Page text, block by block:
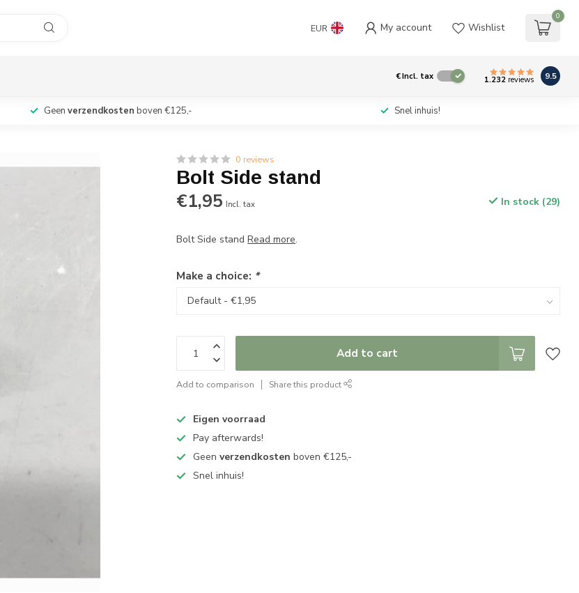
EUR My account Wishlist
0
€Incl. tax 1.232 reviews 9.5
Geen verzendkosten boven €125,- Snel inhuis!
0 reviews
Bolt Side stand
€1,95 Incl. tax In stock (29)
Bolt Side standRead more.
Make a choice: *
Add to cart
Add to comparison Share this product
Eigen voorraad
Pay afterwards!
Geenverzendkosten boven €125,-
Snel inhuis!